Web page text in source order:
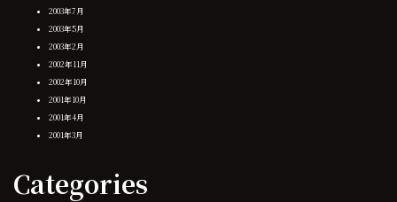
2003年7月
2003年5月
2003年2月
2002年11月
2002年10月
2001年10月
2001年4月
2001年3月
Categories